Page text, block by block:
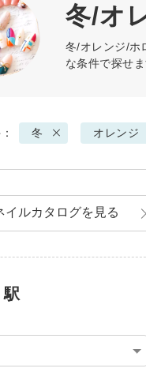
冬/オ
冬/オレンジ/ホ
な条件で探せま
冬 オレンジ
イルカタログを見る
駅